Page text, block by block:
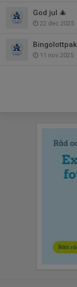
God jul 🎄
22 dec 2025
11 nov 2025